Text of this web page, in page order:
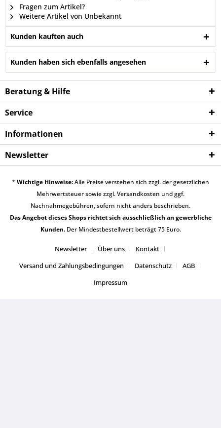
Fragen zum Artikel?
Weitere Artikel von Unbekannt
Kunden kauften auch
Kunden haben sich ebenfalls angesehen
Beratung & Hilfe
Service
Informationen
Newsletter
* Wichtige Hinweise:Alle Preise verstehen sich zzgl. der gesetzlichen
Mehrwertsteuer sowie zzgl.Versandkosten und ggf.
Nachnahmegebühren, sofern nicht anders beschrieben.
Das Angebot dieses Shops richtet sich ausschließlich an gewerbliche
Kunden.Der Mindestbestellwert beträgt 75 Euro.
Newsletter Über uns
Kontakt
Versand und Zahlungsbedingungen
Datenschutz
AGB
Impressum